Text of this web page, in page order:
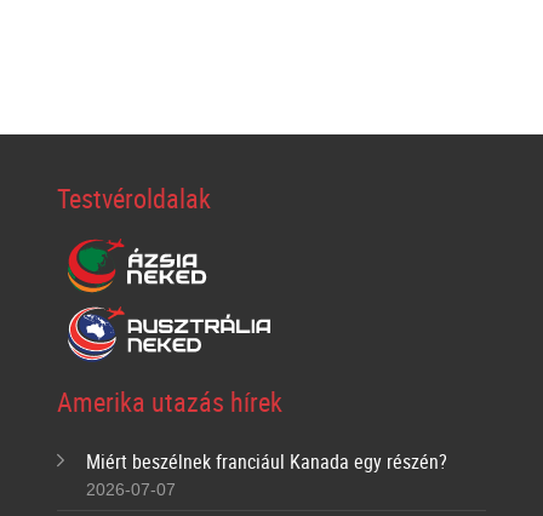
Testvéroldalak
Amerika utazás hírek
Miért beszélnek franciául Kanada egy részén?
2026-07-07